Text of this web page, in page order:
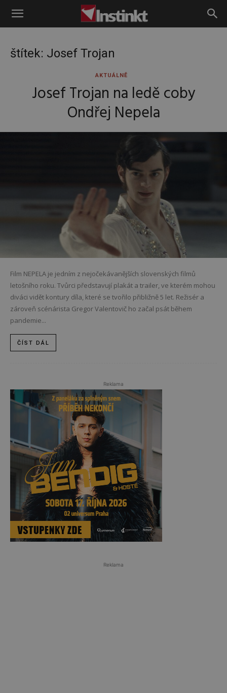
Instinkt
štítek: Josef Trojan
AKTUÁLNĚ
Josef Trojan na ledě coby
Ondřej Nepela
Film NEPELA je jedním z nejočekávanějších slovenských filmů
letošního roku. Tvůrci představují plakát a trailer, ve kterém mohou
diváci vidět kontury díla, které se tvořilo přibližně 5 let. Režisér a
zároveň scénárista Gregor Valentovič ho začal psát během
pandemie...
ČÍST DÁL
Reklama
Reklama